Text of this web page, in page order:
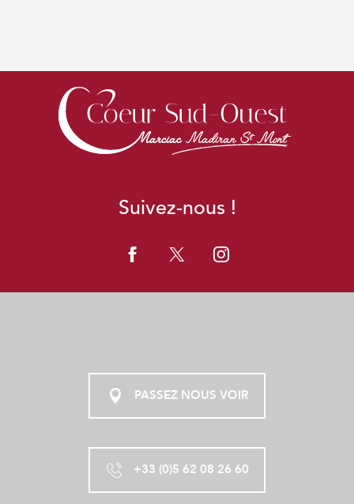
Suivez-nous !
PASSEZ NOUS VOIR
+33 (0)5 62 08 26 60